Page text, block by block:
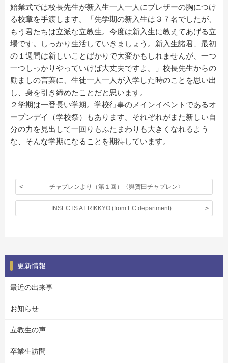
始業式では校長先生が新入生一人一人にブレザーの胸につけ
る校章を手渡します。「先学期の新入生は３７名でしたが、
もう君たちは立派な立教生。今度は新入生に教えてあげる立
場です。しっかり生活していきましょう。新入生諸君、最初
の１週間は新しいことばかりで大変かもしれませんが、一つ
一つしっかりやっていけば大丈夫ですよ。」校長先生からの
励ましの言葉に、生徒一人一人が入学した時のことを思い出
し、身を引き締めたことだと思います。
２学期は一番長い学期。学校行事のメインイベントであるオ
ープンデイ（学校祭）もあります。それぞれがまた新しい自
分の力を見出して一回りもふたまわりも大きくなれるよう
な、そんな学期になることを期待しています。
チャプレンより（第１回）〈與賀田チャプレン〉
INSECTS AT RIKKYO (from EC department)
更新情報
最近の出来事
お知らせ
立教生の声
卒業生訪問